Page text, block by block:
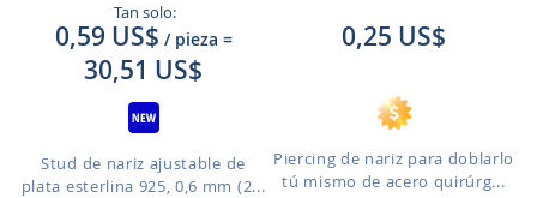
Tan solo:
0,59 US$ / pieza =
30,51 US$
Stud de nariz ajustable de
plata esterlina 925, 0,6 mm (2...
0,25 US$
Piercing de nariz para doblarlo
tú mismo de acero quirúrg...